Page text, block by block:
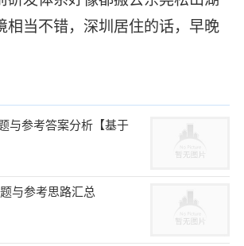
相当不错，深圳居住的话，早晚
与参考答案分析【基于
与参考思路汇总